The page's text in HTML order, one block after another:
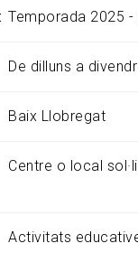
Temporada 2025 -
De dilluns a
Baix Llobregat
Centre o local
Activitats